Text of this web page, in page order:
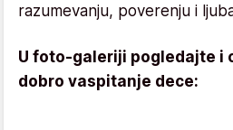
razumevanju, poverenju i
U foto-galeriji pogledajte i
dobro vaspitanje dece: